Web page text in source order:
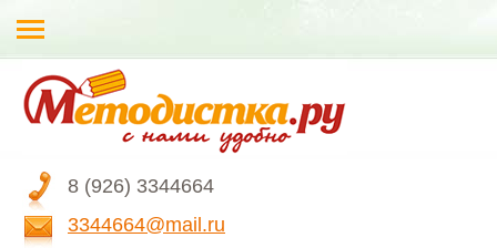
8 (926) 3344664
3344664@mail.ru